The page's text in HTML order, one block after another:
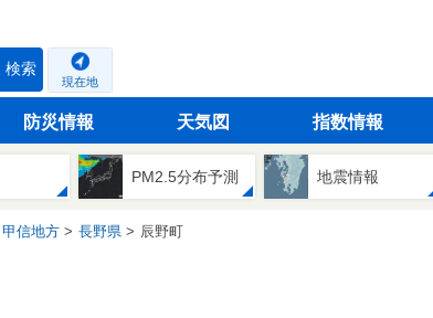
検索
現在地
防災情報 天気図 指数情報
PM2.5分布予測 地震情報
信地方 長野県 辰野町